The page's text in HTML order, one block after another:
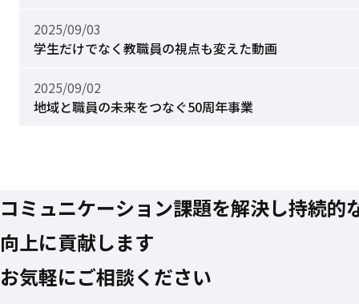
2025/09/03
学生だけでなく教職員の視点も変えた動画
2025/09/02
地域と職員の未来をつなぐ50周年事業
コミュニケーション課題を解決し持続的
向上に貢献します
お気軽にご相談ください